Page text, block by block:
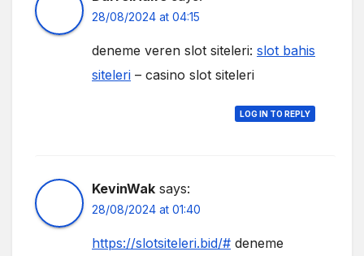
28/08/2024 at 04:15
deneme veren slot siteleri: slot bahis
siteleri – casino slot siteleri
LOG IN TO REPLY
KevinWak says:
28/08/2024 at 01:40
https://slotsiteleri.bid/# deneme